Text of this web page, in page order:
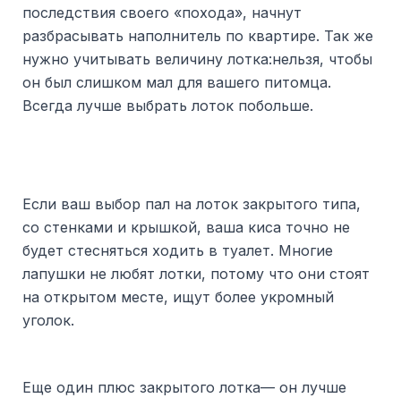
последствия своего «похода», начнут
разбрасывать наполнитель по квартире. Так же
нужно учитывать величину лотка:нельзя, чтобы
он был слишком мал для вашего питомца.
Всегда лучше выбрать лоток побольше.
Если ваш выбор пал на лоток закрытого типа,
со стенками и крышкой, ваша киса точно не
будет стесняться ходить в туалет. Многие
лапушки не любят лотки, потому что они стоят
на открытом месте, ищут более укромный
уголок.
Еще один плюс закрытого лотка— он лучше